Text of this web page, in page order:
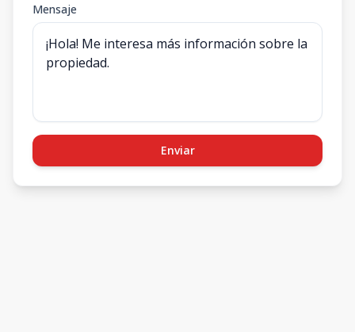
Mensaje
Enviar